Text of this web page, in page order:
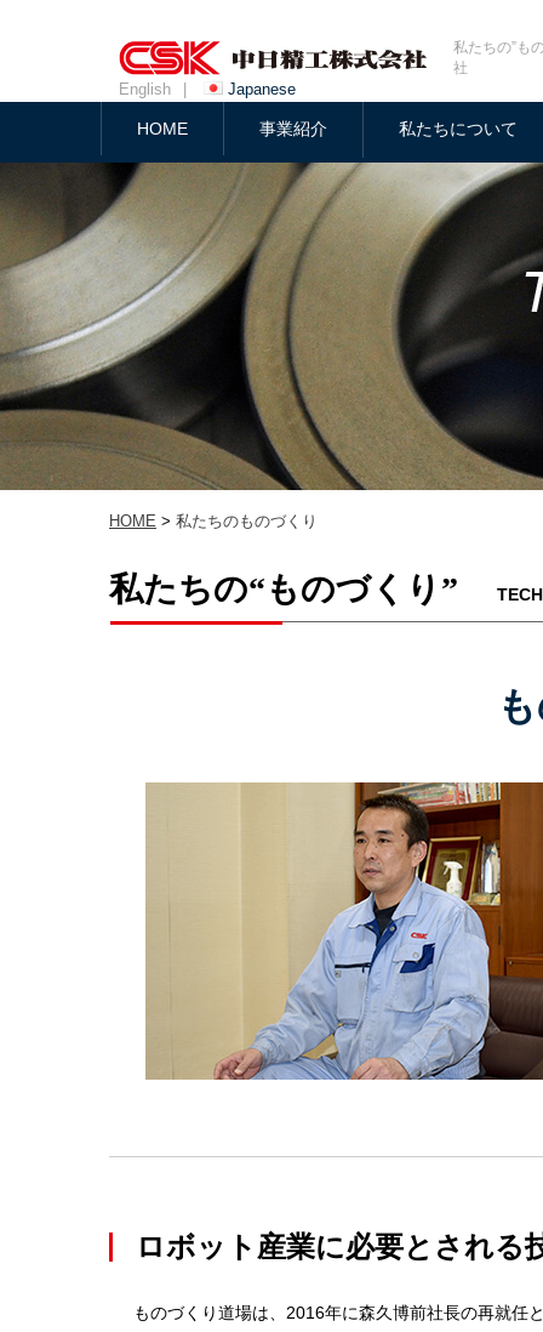
私たちの”も
社
English Japanese
HOME 事業紹介 私たちについて
HOME > 私たちのものづくり
私たちの“ものづくり”
ロボット産業に必要とされる
ものづくり道場は、2016年に森久博前社長の再就任